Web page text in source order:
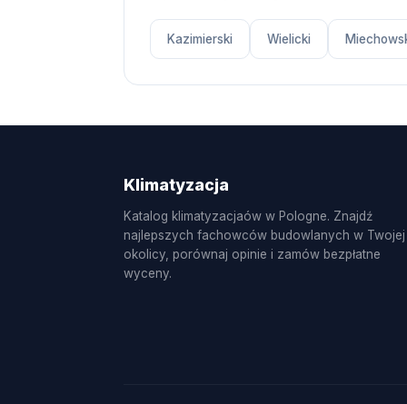
Kazimierski Wielicki
Klimatyzacja
Katalog klimatyzacjaów w Pologne. Znajdź
najlepszych fachowców budowlanych w Twojej
okolicy, porównaj opinie i zamów bezpłatne
wyceny.